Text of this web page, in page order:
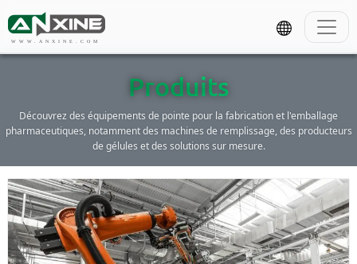
WWW.ANXINE.COM
Produits
Découvrez des équipements de pointe pour la fabrication et l'emballage
pharmaceutiques, notamment des machines de remplissage, des producteurs
de gélules et des solutions sur mesure.